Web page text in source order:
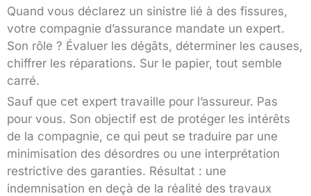
Quand vous déclarez un sinistre lié à des fissures,
votre compagnie d’assurance mandate un expert.
Son rôle ? Évaluer les dégâts, déterminer les causes,
chiffrer les réparations. Sur le papier, tout semble
carré.
Sauf que cet expert travaille pour l’assureur. Pas
pour vous. Son objectif est de protéger les intérêts
de la compagnie, ce qui peut se traduire par une
minimisation des désordres ou une interprétation
restrictive des garanties. Résultat : une
indemnisation en deçà de la réalité des travaux